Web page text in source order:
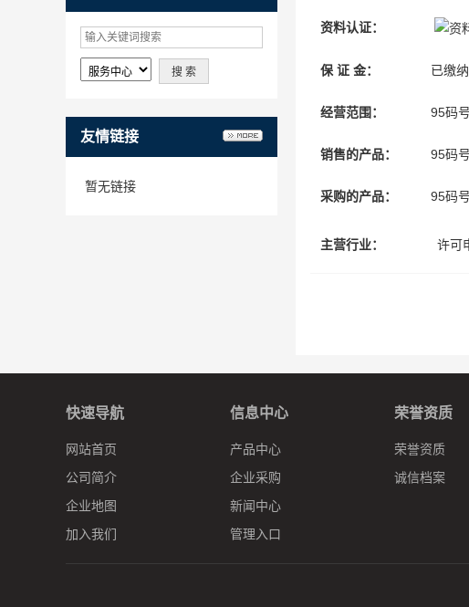
友情链接
暂无链接
资料认证：
保 证 金： 已缴纳
经营范围： 95码
销售的产品： 95码号
采购的产品： 95码号
主营行业： 许可
快速导航
网站首页
公司简介
企业地图
加入我们
信息中心
产品中心
企业采购
新闻中心
管理入口
荣誉资质
荣誉资质
诚信档案